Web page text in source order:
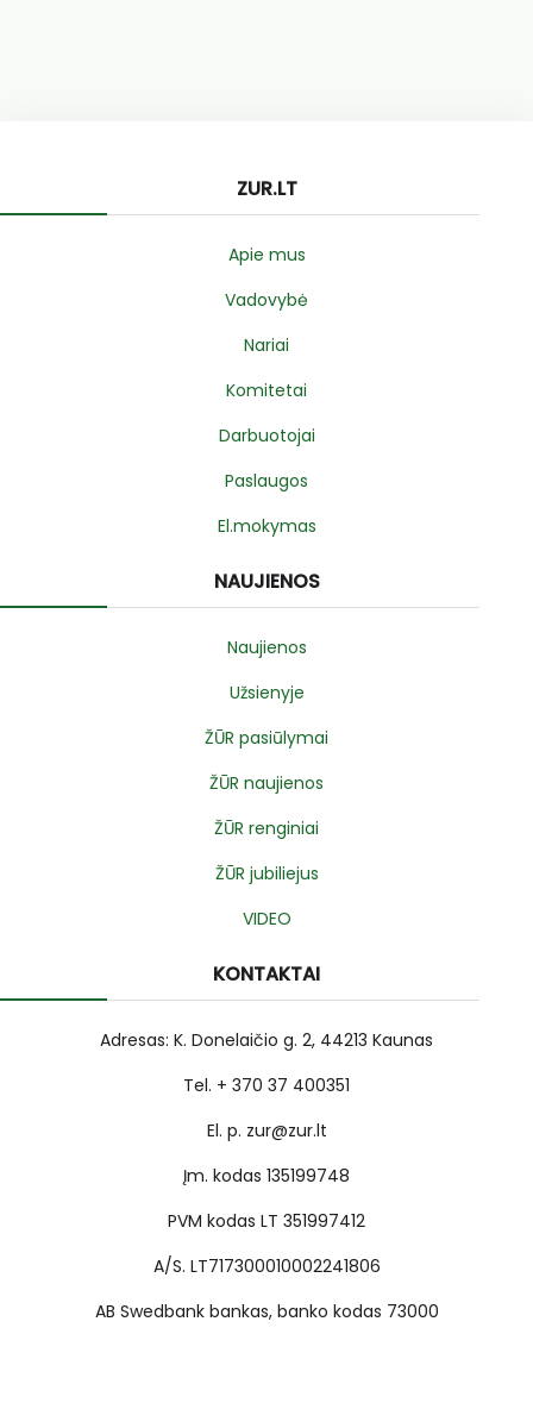
ZUR.LT
Apie mus
Vadovybė
Nariai
Komitetai
Darbuotojai
Paslaugos
El.mokymas
NAUJIENOS
Naujienos
Užsienyje
ŽŪR pasiūlymai
ŽŪR naujienos
ŽŪR renginiai
ŽŪR jubiliejus
VIDEO
KONTAKTAI
Adresas: K. Donelaičio g. 2, 44213 Kaunas
Tel. + 370 37 400351
El. p. zur@zur.lt
Įm. kodas 135199748
PVM kodas LT 351997412
A/S. LT717300010002241806
AB Swedbank bankas, banko kodas 73000